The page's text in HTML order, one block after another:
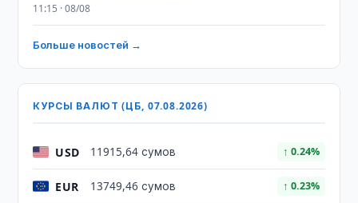
11:15 · 08/08
Больше новостей →
КУРСЫ ВАЛЮТ (ЦБ, 07.08.2026)
USD 11915,64 сумов ↑ 0.24%
EUR 13749,46 сумов ↑ 0.23%